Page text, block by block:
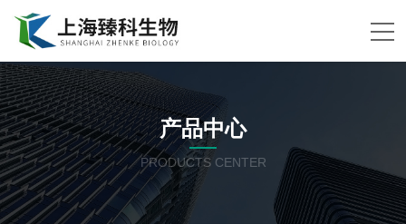
产品中心
PRODUCTS CENTER